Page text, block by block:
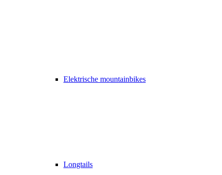
Elektrische mountainbikes
Longtails